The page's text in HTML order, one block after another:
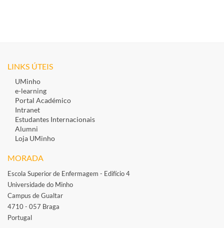
LINKS ÚTEIS
UMinho
e-learning
Portal Académico
Intranet
Estudantes Inte​rnacionais
Alumni
Loja UMinho
MORADA
Escola Superior de Enfermagem - Edifício 4
Universidade do Minho
Campus de Gualtar
4710 - 057 Braga
Portugal